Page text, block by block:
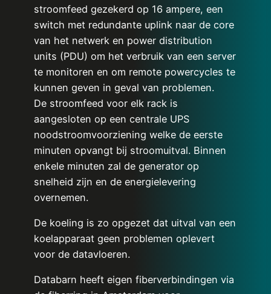
stroomfeed gezekerd op 16 ampere, een
switch met redundante uplink naar de core
van het netwerk en power distribution
units (PDU) om het verbruik van een server
te monitoren en om remote powercycles te
kunnen geven in geval van problemen.
De stroomfeed voor elk rack is
aangesloten op een centrale UPS
noodstroomvoorziening welke de eerste
minuten opvangt bij stroomuitval. Binnen
enkele minuten zal de generator op
snelheid zijn en de energielevering
overnemen.
De koeling is zo opgezet dat uitval van een
koelapparaat geen problemen oplevert
voor de datavloeren.
Databarn heeft eigen fiberverbindingen via